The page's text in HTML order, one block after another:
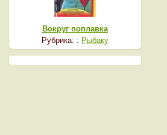
Вокруг поплавка
Рубрика: : Рыбаку